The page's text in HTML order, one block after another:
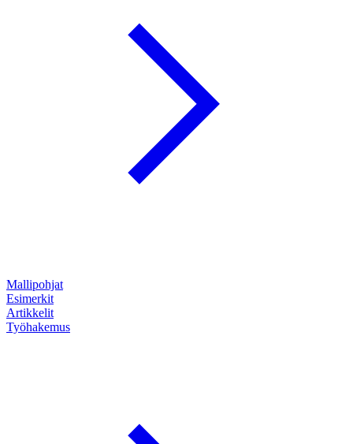
Mallipohjat
Esimerkit
Artikkelit
Työhakemus